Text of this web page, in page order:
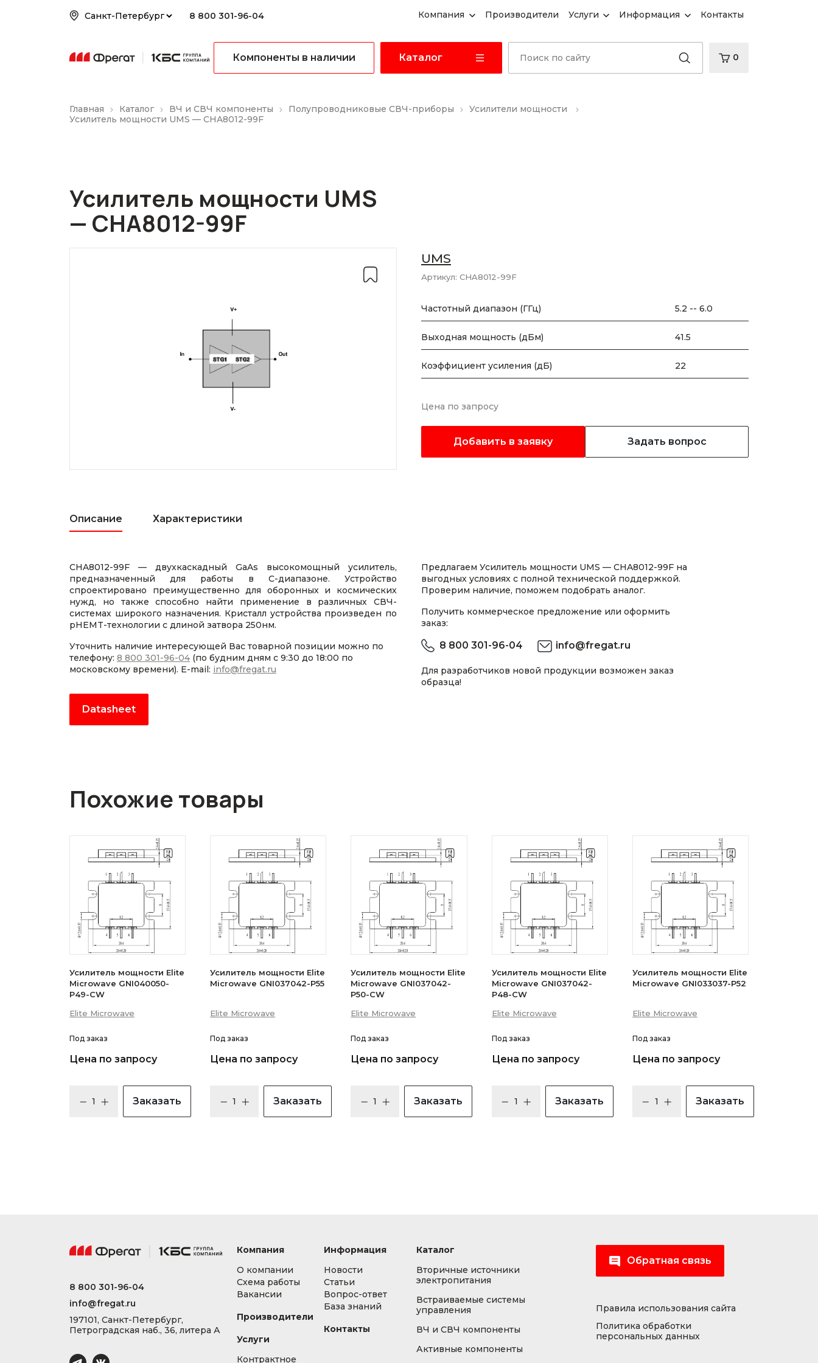
8 800 301-96-04 Компания Производители Услуги Информация Контакты
Компоненты в наличии Каталог 0
Главная Каталог ВЧ и СВЧ компоненты Полупроводниковые СВЧ-приборы
Усилители мощности
Усилитель мощности UMS — CHA8012-99F
Усилитель мощности UMS
— CHA8012-99F
UMS
Артикул: CHA8012-99F
Частотный диапазон (ГГц) 5.2 -- 6.0
Выходная мощность (дБм) 41.5
Коэффициент усиления (дБ) 22
Цена по запросу
Добавить в заявку Задать вопрос
Описание Характеристики
CHA8012-99F — двухкаскадный GaAs высокомощный усилитель,
предназначенный для работы в С-диапазоне. Устройство
спроектировано преимущественно для оборонных и космических
нужд, но также способно найти применение в различных СВЧ-
системах широкого назначения. Кристалл устройства произведен по
pHEMT-технологии с длиной затвора 250нм.
Уточнить наличие интересующей Вас товарной позиции можно по
телефону: 8 800 301-96-04 (по будним дням с 9:30 до 18:00 по
московскому времени). E-mail: info@fregat.ru
Datasheet
Предлагаем Усилитель мощности UMS — CHA8012-99F на
выгодных условиях с полной технической поддержкой.
Проверим наличие, поможем подобрать аналог.
Получить коммерческое предложение или оформить
заказ:
8 800 301-96-04 info@fregat.ru
Для разработчиков новой продукции возможен заказ
образца!
Похожие товары
Усилитель мощности Elite
Microwave GNI040050-
P49-CW
Elite Microwave
Под заказ
Цена по запросу
Заказать
Усилитель мощности Elite
Microwave GNI037042-P55
Elite Microwave
Под заказ
Цена по запросу
Заказать
Усилитель мощности Elite
Microwave GNI037042-
P50-CW
Elite Microwave
Под заказ
Цена по запросу
Заказать
Усилитель мощности Elite
Microwave GNI037042-
P48-CW
Elite Microwave
Под заказ
Цена по запросу
Заказать
Усилитель мощности Elite
Microwave GNI033037-P52
Elite Microwave
Под заказ
Цена по запросу
Заказать
8 800 301-96-04
info@fregat.ru
197101, Санкт-Петербург,
Петроградская наб., 36, литера А
Компания
О компании
Схема работы
Вакансии
Производители
Услуги
Контрактное
Информация
Новости
Статьи
Вопрос-ответ
База знаний
Контакты
Каталог
Вторичные источники
электропитания
Встраиваемые системы
управления
ВЧ и СВЧ компоненты
Активные компоненты
Обратная связь
Правила использования сайта
Политика обработки
персональных данных